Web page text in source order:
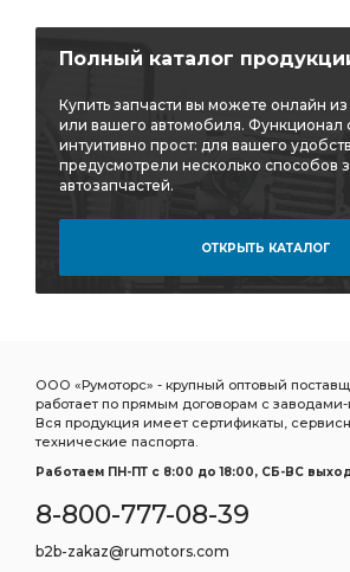
Полный каталог
Купить запчасти вы можете онлайн
или вашего автомобиля. Функционал
интуитивно прост: для вашего
предусмотрели несколько способов
автозапчастей.
ОТКРЫТЬ КАТАЛОГ
ООО «Румоторс» - крупный оптовый
работает по прямым договорам с
Вся продукция имеет сертификаты,
технические паспорта.
Работаем ПН-ПТ c 8:00 до 18:00, СБ-ВС
8-800-777-08-39
b2b-zakaz@rumotors.com